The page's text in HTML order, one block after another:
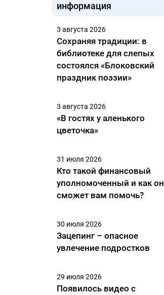
информация
3 августа 2026
Сохраняя традиции: в
библиотеке для слепых
состоялся «Блоковский
праздник поэзии»
3 августа 2026
«В гостях у аленького
цветочка»
31 июля 2026
Кто такой финансовый
уполномоченный и как он
сможет вам помочь?
30 июля 2026
Зацепинг – опасное
увлечение подростков
29 июля 2026
Появилось видео с